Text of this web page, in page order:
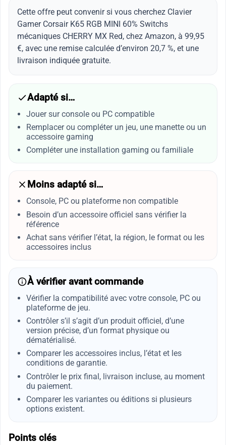
Cette offre peut convenir si vous cherchez Clavier
Gamer Corsair K65 RGB MINI 60% Switchs
mécaniques CHERRY MX Red, chez Amazon, à 99,95
€, avec une remise calculée d’environ 20,7 %, et une
livraison indiquée gratuite.
Adapté si…
Jouer sur console ou PC compatible
Remplacer ou compléter un jeu, une manette ou un
accessoire gaming
Compléter une installation gaming ou familiale
Moins adapté si…
Console, PC ou plateforme non compatible
Besoin d’un accessoire officiel sans vérifier la
référence
Achat sans vérifier l’état, la région, le format ou les
accessoires inclus
À vérifier avant commande
Vérifier la compatibilité avec votre console, PC ou
plateforme de jeu.
Contrôler s’il s’agit d’un produit officiel, d’une
version précise, d’un format physique ou
dématérialisé.
Comparer les accessoires inclus, l’état et les
conditions de garantie.
Contrôler le prix final, livraison incluse, au moment
du paiement.
Comparer les variantes ou éditions si plusieurs
options existent.
Points clés